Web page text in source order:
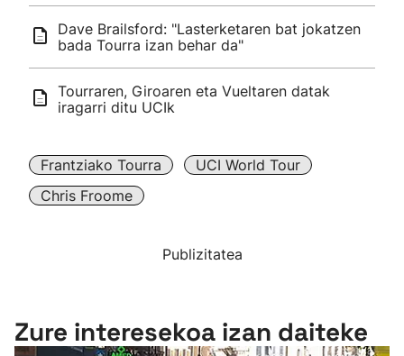
Dave Brailsford: "Lasterketaren bat jokatzen
bada Tourra izan behar da"
Tourraren, Giroaren eta Vueltaren datak
iragarri ditu UCIk
Frantziako Tourra
UCI World Tour
Chris Froome
Publizitatea
Zure interesekoa izan daiteke